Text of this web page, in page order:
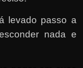
levado passo a
nada e